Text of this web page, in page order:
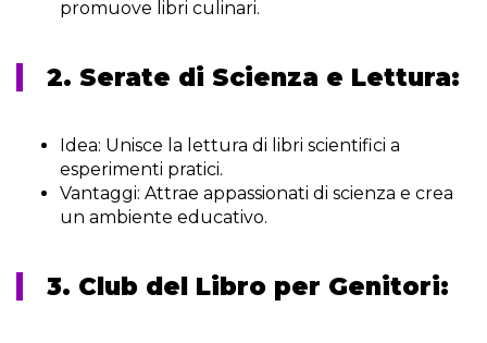
promuove libri culinari.
2. Serate di Scienza e Lettura:
Idea: Unisce la lettura di libri scientifici a
esperimenti pratici.
Vantaggi: Attrae appassionati di scienza e crea
un ambiente educativo.
3. Club del Libro per Genitori: